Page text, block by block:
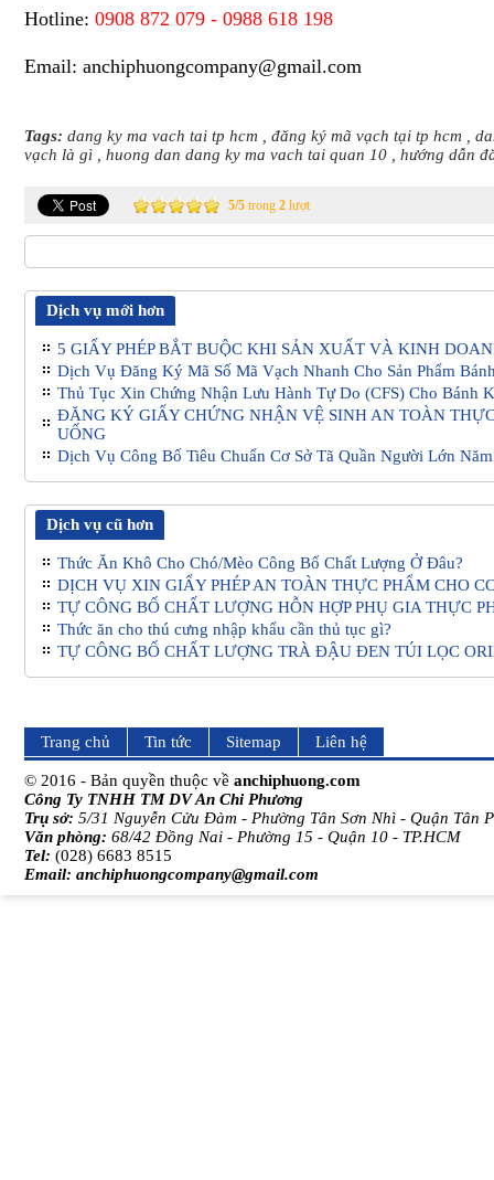
Hotline: 0908 872 079 - 0988 618 198
Email: anchiphuongcompany@gmail.com
Tags: dang ky ma vach tai tp hcm đăng ký mã vạch tại tp hcm
vạch là gì
huong dan dang ky ma vach tai quan 10 hướng dẫn
5/5 trong 2 lượt
Dịch vụ mới hơn
5 GIẤY PHÉP BẮT BUỘC KHI SẢN XUẤT VÀ KINH
Dịch Vụ Đăng Ký Mã Số Mã Vạch Nhanh Cho Sản Phẩm
Thủ Tục Xin Chứng Nhận Lưu Hành Tự Do (CFS) Cho Bánh
ĐĂNG KÝ GIẤY CHỨNG NHẬN VỆ SINH AN TOÀN
UỐNG
Dịch Vụ Công Bố Tiêu Chuẩn Cơ Sở Tã Quần Người Lớn
Dịch vụ cũ hơn
Thức Ăn Khô Cho Chó/Mèo Công Bố Chất Lượng Ở Đâu?
DỊCH VỤ XIN GIẤY PHÉP AN TOÀN THỰC PHẨM CHO
TỰ CÔNG BỐ CHẤT LƯỢNG HỖN HỢP PHỤ GIA THỰC
Thức ăn cho thú cưng nhập khẩu cần thủ tục gì?
TỰ CÔNG BỐ CHẤT LƯỢNG TRÀ ĐẬU ĐEN TÚI LỌC
Trang chủ Tin tức Sitemap Liên hệ
© 2016 - Bản quyền thuộc về anchiphuong.com
Công Ty TNHH TM DV An Chi Phương
Trụ sở: 5/31 Nguyễn Cửu Đàm - Phường Tân Sơn Nhì - Quận Tân
Văn phòng: 68/42 Đồng Nai - Phường 15 - Quận 10 - TP.HCM
Tel: (028) 6683 8515
Email: anchiphuongcompany@gmail.com